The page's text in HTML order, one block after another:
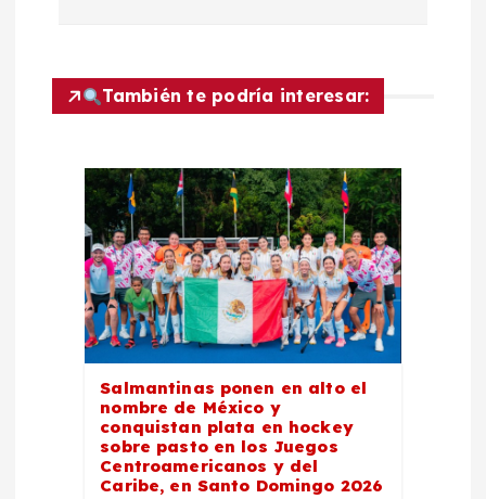
c
También te podría interesar:
Salmantinas ponen en alto el
nombre de México y
conquistan plata en hockey
sobre pasto en los Juegos
Centroamericanos y del
Caribe, en Santo Domingo 2026